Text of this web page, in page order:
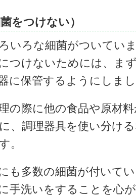
をつけない）
いろな細菌がついてい
つけないためには、ま
に保管するようにしま
の際に他の食品や原材
、調理器具を使い分け
。
も多数の細菌が付いて
手洗いをすることを心
成
遊び場
たい
援
ー